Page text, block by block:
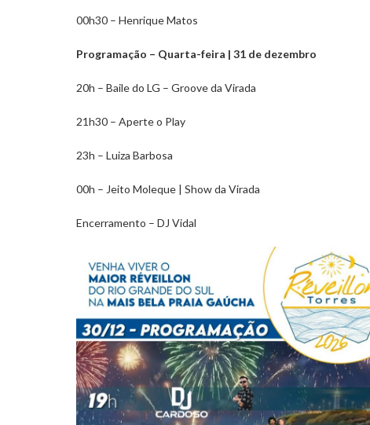
00h30 – Henrique Matos
Programação – Quarta-feira | 31 de dezembro
20h – Baile do LG – Groove da Virada
21h30 – Aperte o Play
23h – Luiza Barbosa
00h – Jeito Moleque | Show da Virada
Encerramento – DJ Vidal